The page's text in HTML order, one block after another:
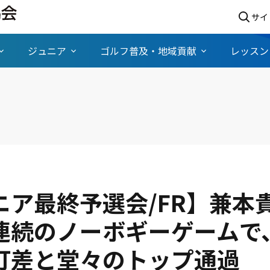
サ
ジュニア ゴルフ普及・地域貢献 レッスン
ア最終予選会/FR】兼本
続のノーボギーゲームで
差と堂々のトップ通過